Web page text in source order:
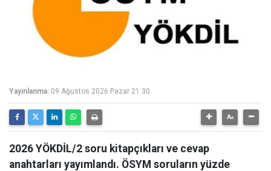
Yayınlanma: 09 Ağustos 2026 Pazar 21:30
2026 YÖKDİL/2 soru kitapçıkları ve cevap
anahtarları yayımlandı. ÖSYM soruların yüzde